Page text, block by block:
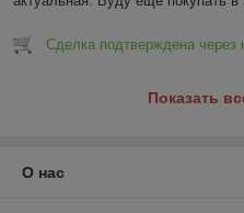
Сделка подтверждена через
Показать
О нас